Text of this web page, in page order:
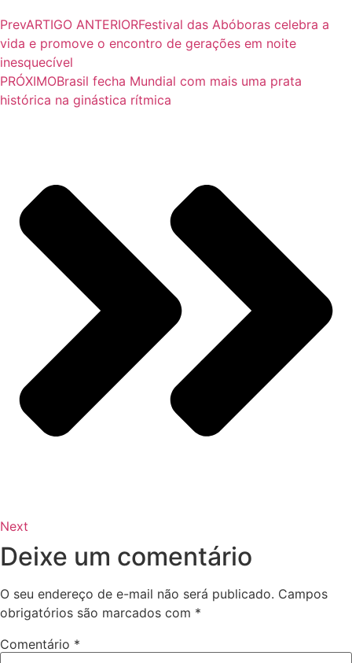
PrevARTIGO ANTERIORFestival das Abóboras celebra a
vida e promove o encontro de gerações em noite
inesquecível
PRÓXIMOBrasil fecha Mundial com mais uma prata
histórica na ginástica rítmica
Next
Deixe um comentário
O seu endereço de e-mail não será publicado. Campos
obrigatórios são marcados com *
Comentário *